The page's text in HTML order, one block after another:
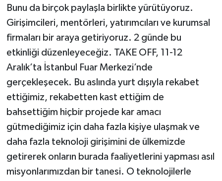
Bunu da birçok paylaşla birlikte yürütüyoruz.
Girişimcileri, mentörleri, yatırımcıları ve kurumsal
firmaları bir araya getiriyoruz. 2 günde bu
etkinliği düzenleyeceğiz. TAKE OFF, 11-12
Aralık’ta İstanbul Fuar Merkezi’nde
gerçekleşecek. Bu aslında yurt dışıyla rekabet
ettiğimiz, rekabetten kast ettiğim de
bahsettiğim hiçbir projede kar amacı
gütmediğimiz için daha fazla kişiye ulaşmak ve
daha fazla teknoloji girişimini de ülkemizde
getirerek onların burada faaliyetlerini yapması asıl
misyonlarımızdan bir tanesi. O teknolojilerle